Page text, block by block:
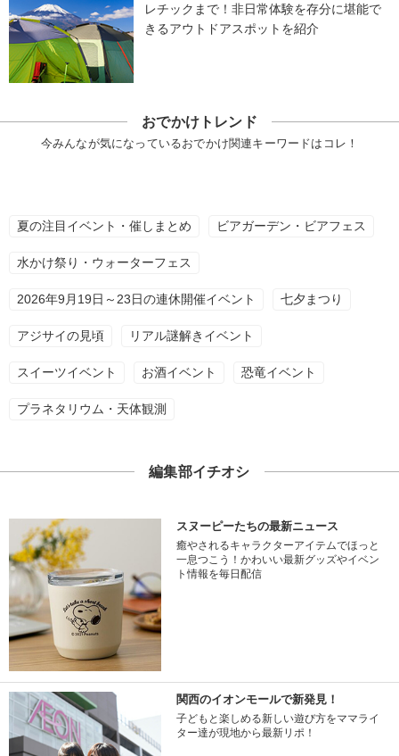
レチックまで！非日常体験を存分に堪能で
きるアウトドアスポットを紹介
おでかけトレンド
今みんなが気になっているおでかけ関連キーワードはコレ！
夏の注目イベント・催しまとめ ビアガーデン・ビアフェス
水かけ祭り・ウォーターフェス
2026年9月19日～23日の連休開催イベント 七夕まつり
アジサイの見頃 リアル謎解きイベント
スイーツイベント お酒イベント 恐竜イベント
プラネタリウム・天体観測
編集部イチオシ
スヌーピーたちの最新ニュース
癒やされるキャラクターアイテムでほっと
一息つこう！かわいい最新グッズやイベン
ト情報を毎日配信
関西のイオンモールで新発見！
子どもと楽しめる新しい遊び方をママライ
ター達が現地から最新リポ！